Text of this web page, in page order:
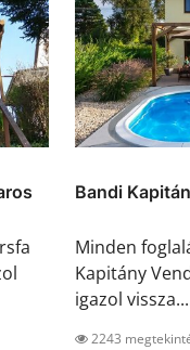
Bandi
Minden
Kapitány
igazol
2243